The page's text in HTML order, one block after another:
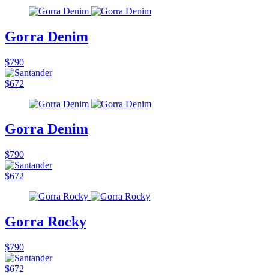
Gorra Denim
$790
$672
Gorra Denim
$790
$672
Gorra Rocky
$790
$672